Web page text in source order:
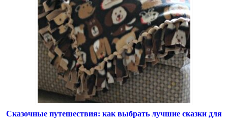
Сказочные путешествия: как выбрать лучшие сказки для